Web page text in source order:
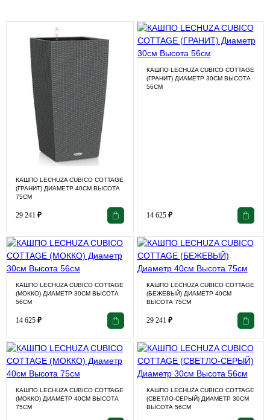
КАШПО LECHUZA CUBICO COTTAGE
(ГРАНИТ) ДИАМЕТР 40СМ ВЫСОТА
75СМ
29 241 ₽
КАШПО LECHUZA CUBICO COTTAGE
(ГРАНИТ) ДИАМЕТР 30СМ ВЫСОТА
56СМ
14 625 ₽
КАШПО LECHUZA CUBICO COTTAGE
(МОККО) ДИАМЕТР 30СМ ВЫСОТА
56СМ
14 625 ₽
КАШПО LECHUZA CUBICO COTTAGE
(БЕЖЕВЫЙ) ДИАМЕТР 40СМ
ВЫСОТА 75СМ
29 241 ₽
КАШПО LECHUZA CUBICO COTTAGE
(МОККО) ДИАМЕТР 40СМ ВЫСОТА
75СМ
КАШПО LECHUZA CUBICO COTTAGE
(СВЕТЛО-СЕРЫЙ) ДИАМЕТР 30СМ
ВЫСОТА 56СМ